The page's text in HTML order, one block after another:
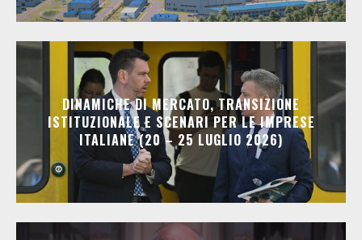
DINAMICHE DI MERCATO, TRANSIZIONE
ISTITUZIONALE E SCENARI PER LE IMPRESE
ITALIANE (20 – 25 LUGLIO 2026)